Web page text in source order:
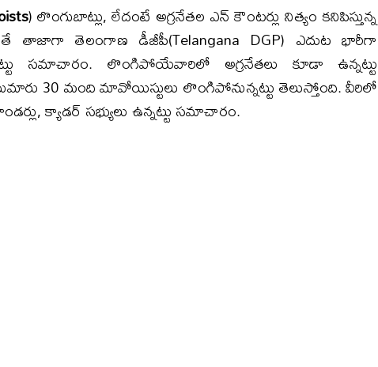
) లొంగుబాట్లు, లేదంటే అగ్రనేతల ఎన్ కౌంటర్లు నిత్యం కనిపిస్తున్న
తెలంగాణ డీజీపీ(Telangana DGP) ఎదుట భారీగా
సమాచారం. లొంగిపోయేవారిలో అగ్రనేతలు కూడా ఉన్నట్టు
30 మంది మావోయిస్టులు లొంగిపోనున్నట్టు తెలుస్తోంది. వీరిలో
క్యాడర్ సభ్యులు ఉన్నట్టు సమాచారం.